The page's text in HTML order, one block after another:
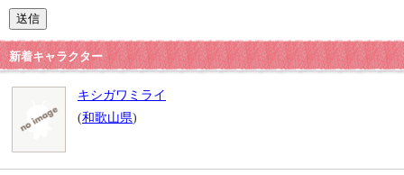
新着キャラクター
キシガワミライ
(和歌山県)